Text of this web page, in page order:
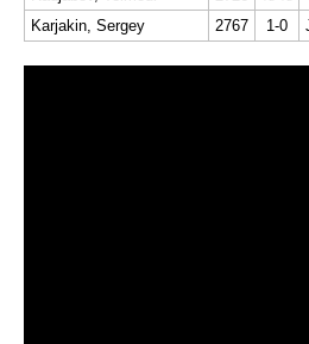
Karjakin, Sergey
2767 1-0